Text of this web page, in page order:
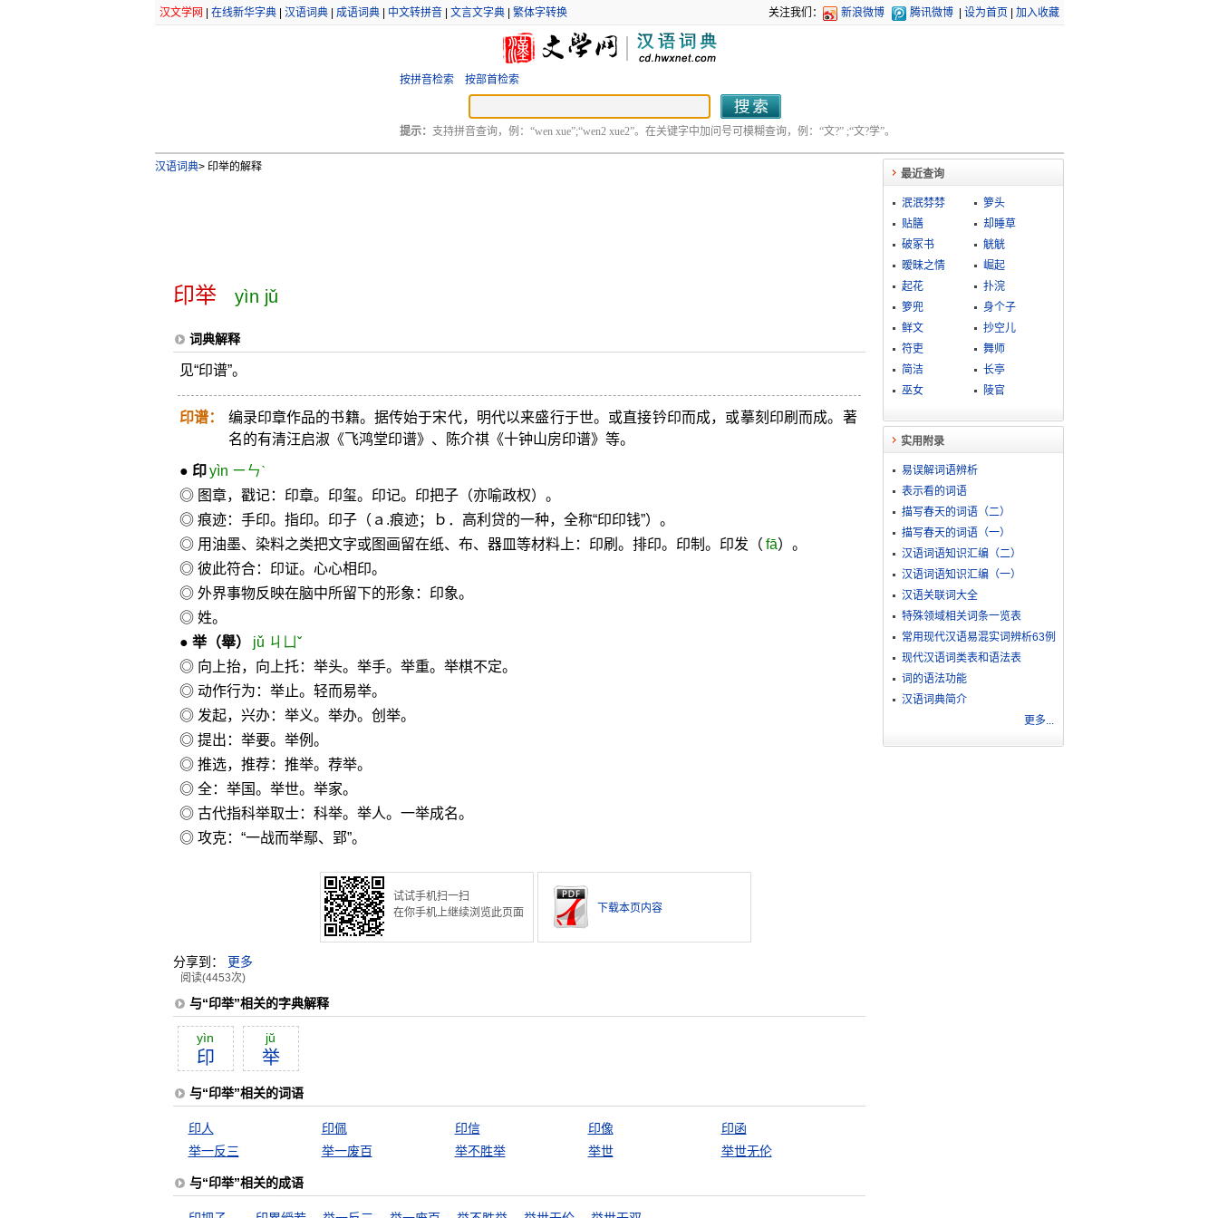
汉文学网 在线新华字典| 汉语词典| 成语词典| 中文转拼音| 文言文字典| 繁体字转换 关注我们： 新浪微博 腾讯微博 设为首页 加入收藏
按拼音检索 按部首检索
提示： 支持拼音查询，例：“wen xue”;“wen2 xue2”。在关键字中加问号可模糊查询，例：“文?” ;“文?学”。
汉语词典>印举的解释
印举 yìn jǔ
词典解释
见“印谱”。
印谱：
编录印章作品的书籍。据传始于宋代，明代以来盛行于世。或直接钤印而成，或摹刻印刷而成。著
名的有清汪启淑《飞鸿堂印谱》、陈介祺《十钟山房印谱》等。
● 印 yìn ㄧㄣˋ
◎ 图章，戳记：印章。印玺。印记。印把子（亦喻政权）。
◎ 痕迹：手印。指印。印子（ａ.痕迹；ｂ．高利贷的一种，全称“印印钱”）。
◎ 用油墨、染料之类把文字或图画留在纸、布、器皿等材料上：印刷。排印。印制。印发（ fā）。
◎ 彼此符合：印证。心心相印。
◎ 外界事物反映在脑中所留下的形象：印象。
◎ 姓。
● 举（舉）
jǔ ㄐㄩˇ
◎ 向上抬，向上托：举头。举手。举重。举棋不定。
◎ 动作行为：举止。轻而易举。
◎ 发起，兴办：举义。举办。创举。
◎ 提出：举要。举例。
◎ 推选，推荐：推举。荐举。
◎ 全：举国。举世。举家。
◎ 古代指科举取士：科举。举人。一举成名。
◎ 攻克：“一战而举鄢、郢”。
试试手机扫一扫
在你手机上继续浏览此页面
下载本页内容
分享到： 更多
阅读(4453次)
与“印举”相关的字典解释
yìn
印
jŭ
举
与“印举”相关的词语
印人 印佩 印信 印像
印函
举一反三
举一废百 举不胜举 举世 举世无伦
与“印举”相关的成语
最近查询
泯泯棼棼
箩头
贴膳
却睡草
破冢书
觥觥
暧昧之情
崛起
起花
扑浣
箩兜
身个子
鲜文
抄空儿
符吏
舞师
简洁
长亭
巫女
陵官
实用附录
易误解词语辨析
表示看的词语
描写春天的词语（二）
描写春天的词语（一）
汉语词语知识汇编（二）
汉语词语知识汇编（一）
汉语关联词大全
特殊领域相关词条一览表
常用现代汉语易混实词辨析63例
现代汉语词类表和语法表
词的语法功能
汉语词典简介
更多...